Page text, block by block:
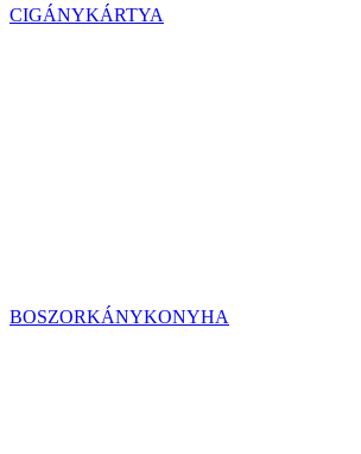
CIGÁNYKÁRTYA
BOSZORKÁNYKONYHA